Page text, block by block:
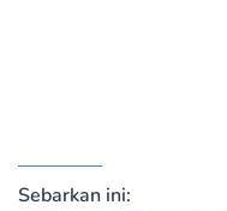
Sebarkan ini: